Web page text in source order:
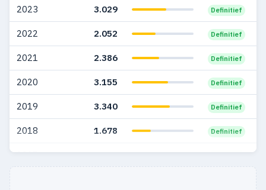
2023 3.029 Definitief
2022 2.052 Definitief
2021 2.386 Definitief
2020 3.155 Definitief
2019 3.340 Definitief
2018 1.678 Definitief
2017 1.459